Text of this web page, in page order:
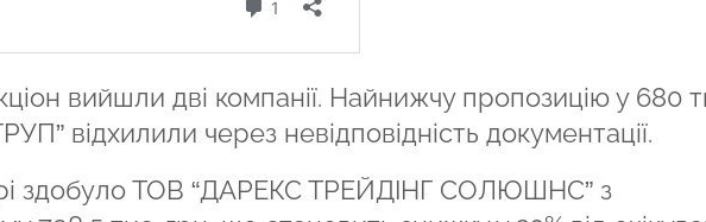
вийшли дві компанії. Найнижчу пропозицію у 680
відхилили через невідповідність документації.
здобуло ТОВ “ДАРЕКС ТРЕЙДІНГ СОЛЮШНС” з